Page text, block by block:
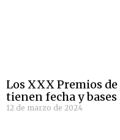
Los XXX Premios
tienen fecha y
12 de marzo de 2024